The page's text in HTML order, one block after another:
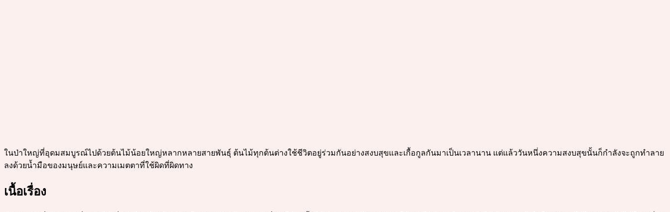
ในป่าใหญ่ที่อุดมสมบูรณ์ไปด้วยต้นไม้น้อยใหญ่หลากหลายสายพันธุ์ ต้นไม้ทุกต้นต่างใช้ชีวิตอยู่ร่วมกันอย่างสงบสุขและเกื้อกูลกันมาเป็นเวลานาน แต่แล้ววันหนึ่งความสงบสุขนั้นก็กำลังจะถูกทำลาย
ลงด้วยน้ำมือของมนุษย์และความเมตตาที่ใช้ผิดที่ผิดทาง
เนื้อเรื่อง